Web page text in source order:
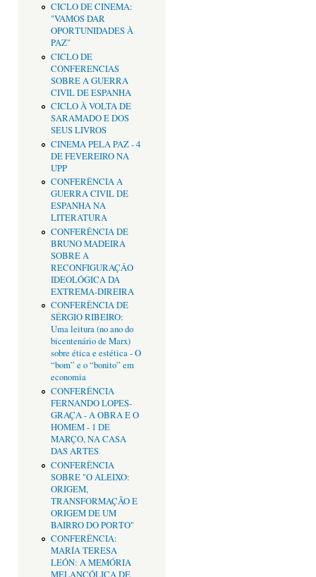
CICLO DE CINEMA:
"VAMOS DAR
OPORTUNIDADES À
PAZ"
CICLO DE
CONFERENCIAS
SOBRE A GUERRA
CIVIL DE ESPANHA
CICLO À VOLTA DE
SARAMADO E DOS
SEUS LIVROS
CINEMA PELA PAZ - 4
DE FEVEREIRO NA
UPP
CONFERÊNCIA A
GUERRA CIVIL DE
ESPANHA NA
LITERATURA
CONFERÊNCIA DE
BRUNO MADEIRA
SOBRE A
RECONFIGURAÇÂO
IDEOLÓGICA DA
EXTREMA-DIREIRA
CONFERÊNCIA DE
SÉRGIO RIBEIRO:
Uma leitura (no ano do
bicentenário de Marx)
sobre ética e estética - O
“bom” e o “bonito” em
economia
CONFERÊNCIA
FERNANDO LOPES-
GRAÇA - A OBRA E O
HOMEM - 1 DE
MARÇO, NA CASA
DAS ARTES
CONFERÊNCIA
SOBRE "O ALEIXO:
ORIGEM,
TRANSFORMAÇÃO E
ORIGEM DE UM
BAIRRO DO PORTO"
CONFERÊNCIA:
MARÍA TERESA
LEÓN: A MEMÓRIA
MELANCÓLICA DE